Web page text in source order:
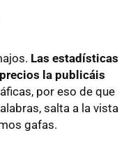
Las estadísticas
la publicáis
por eso de que
salta a la vista
gafas.